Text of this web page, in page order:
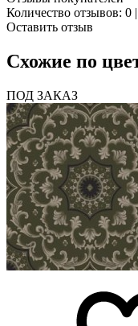
Количество отзывов: 0
Оставить отзыв
Схожие по
ПОД ЗАКАЗ